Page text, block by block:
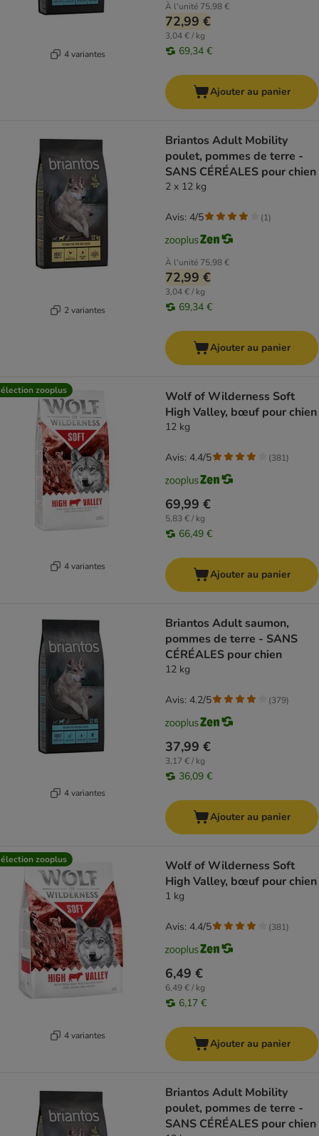
4 variantes
À l'unité 75,98 €
72,99 €
3,04 € / kg
69,34 €
Ajouter au panier
2 variantes
Briantos Adult Mobility
poulet, pommes de terre -
SANS CÉRÉALES pour chien
2 x 12 kg
À l'unité 75,98 €
72,99 €
3,04 € / kg
69,34 €
Avis: 4/5 (1)
Ajouter au panier
zooplus
4 variantes
Wolf of Wilderness Soft
High Valley, bœuf pour chien
12 kg
69,99 €
5,83 € / kg
66,49 €
Avis: 4.4/5 (381)
Ajouter au panier
4 variantes
Briantos Adult saumon,
pommes de terre - SANS
CÉRÉALES pour chien
12 kg
37,99 €
3,17 € / kg
36,09 €
Avis: 4.2/5 (379)
Ajouter au panier
zooplus
4 variantes
Wolf of Wilderness Soft
High Valley, bœuf pour chien
1 kg
6,49 €
6,49 € / kg
6,17 €
Avis: 4.4/5 (381)
Ajouter au panier
Briantos Adult Mobility
poulet, pommes de terre -
SANS CÉRÉALES pour chien